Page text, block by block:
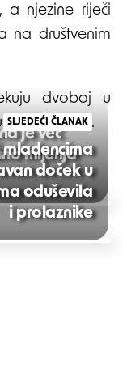
a njezine riječi
na društvenim
dvoboj u
na terenu.
je već
mijenja
SLJEDEĆI ČLANAK
mladencima
doček u
oduševila
i prolaznike